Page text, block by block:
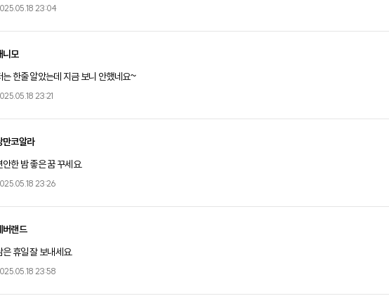
23:04
니모
는 한줄 알았는데 지금 보니 안했네요~
23:21
만코알라
안한 밤 좋은 꿈 꾸세요.
23:26
버랜드
은 휴일 잘 보내세요.
23:58